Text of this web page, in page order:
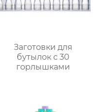
Заготовки для
бутылок с 30
горлышками